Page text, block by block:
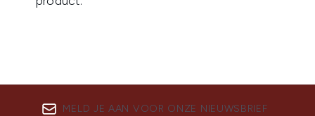
MELD JE AAN VOOR ONZE NIEUWSBRIEF